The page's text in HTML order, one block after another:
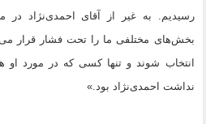
رسیدیم. به غیر از آقای احمدی‌نژاد در
بخش‌های مختلفی ما را تحت فشار قرار
انتخاب شوند و تنها کسی که در مورد
نداشت احمدی‌نژاد بود.»